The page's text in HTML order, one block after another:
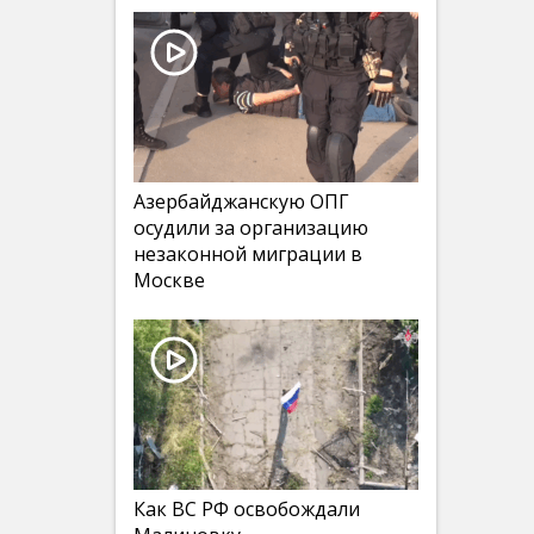
Азербайджанскую ОПГ
осудили за организацию
незаконной миграции в
Москве
Как ВС РФ освобождали